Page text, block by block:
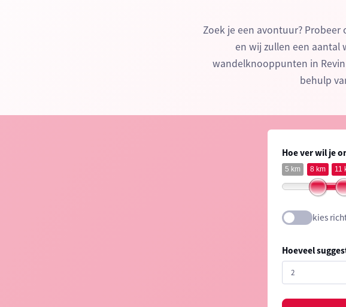
Zoek je een avontuur?
en wij zullen een aantal
wandelknooppunten in
behulp
Hoe ver wil je
5 km 8 km 11
kies
Hoeveel